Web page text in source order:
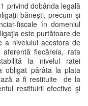
privind dobânda legală
băneşti, precum şi
fiscale în domeniul
este purtătoare de
a nivelului acestora de
fiecăreia, rata
la nivelul ratei
obligat pârâta la plata
a fi restituite de la
restituirii efective şi